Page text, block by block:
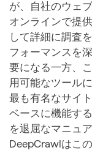
が、自社のウェ
オンラインで提
して詳細に調査
フォーマンスを
要になる一方、
用可能なツール
最も有名なサイ
ベースに機能す
を退屈なマニュ
DeepCrawlはこ